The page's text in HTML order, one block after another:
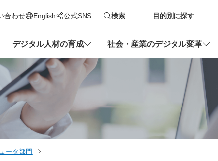
合わせ English
新しいタブで開きます
公式SNS 検索 目的別に探す
デジタル人材の育成 社会・産業のデジタル変革
ータ部門